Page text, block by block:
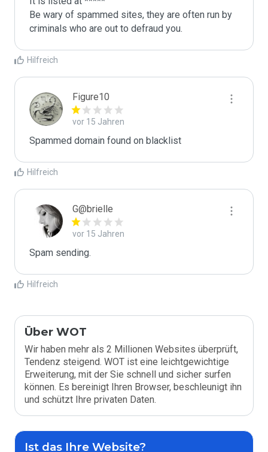
Be wary of spammed sites, they are often run by
criminals who are out to defraud you.
Hilfreich
Figure10
vor 15 Jahren
Spammed domain found on blacklist
Hilfreich
G@brielle
vor 15 Jahren
Spam sending.
Hilfreich
Über WOT
Wir haben mehr als 2 Millionen Websites überprüft,
Tendenz steigend. WOT ist eine leichtgewichtige
Erweiterung, mit der Sie schnell und sicher surfen
können. Es bereinigt Ihren Browser, beschleunigt ihn
und schützt Ihre privaten Daten.
Ist das Ihre Website?